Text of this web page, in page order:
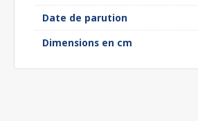
Date de parution
Dimensions en cm